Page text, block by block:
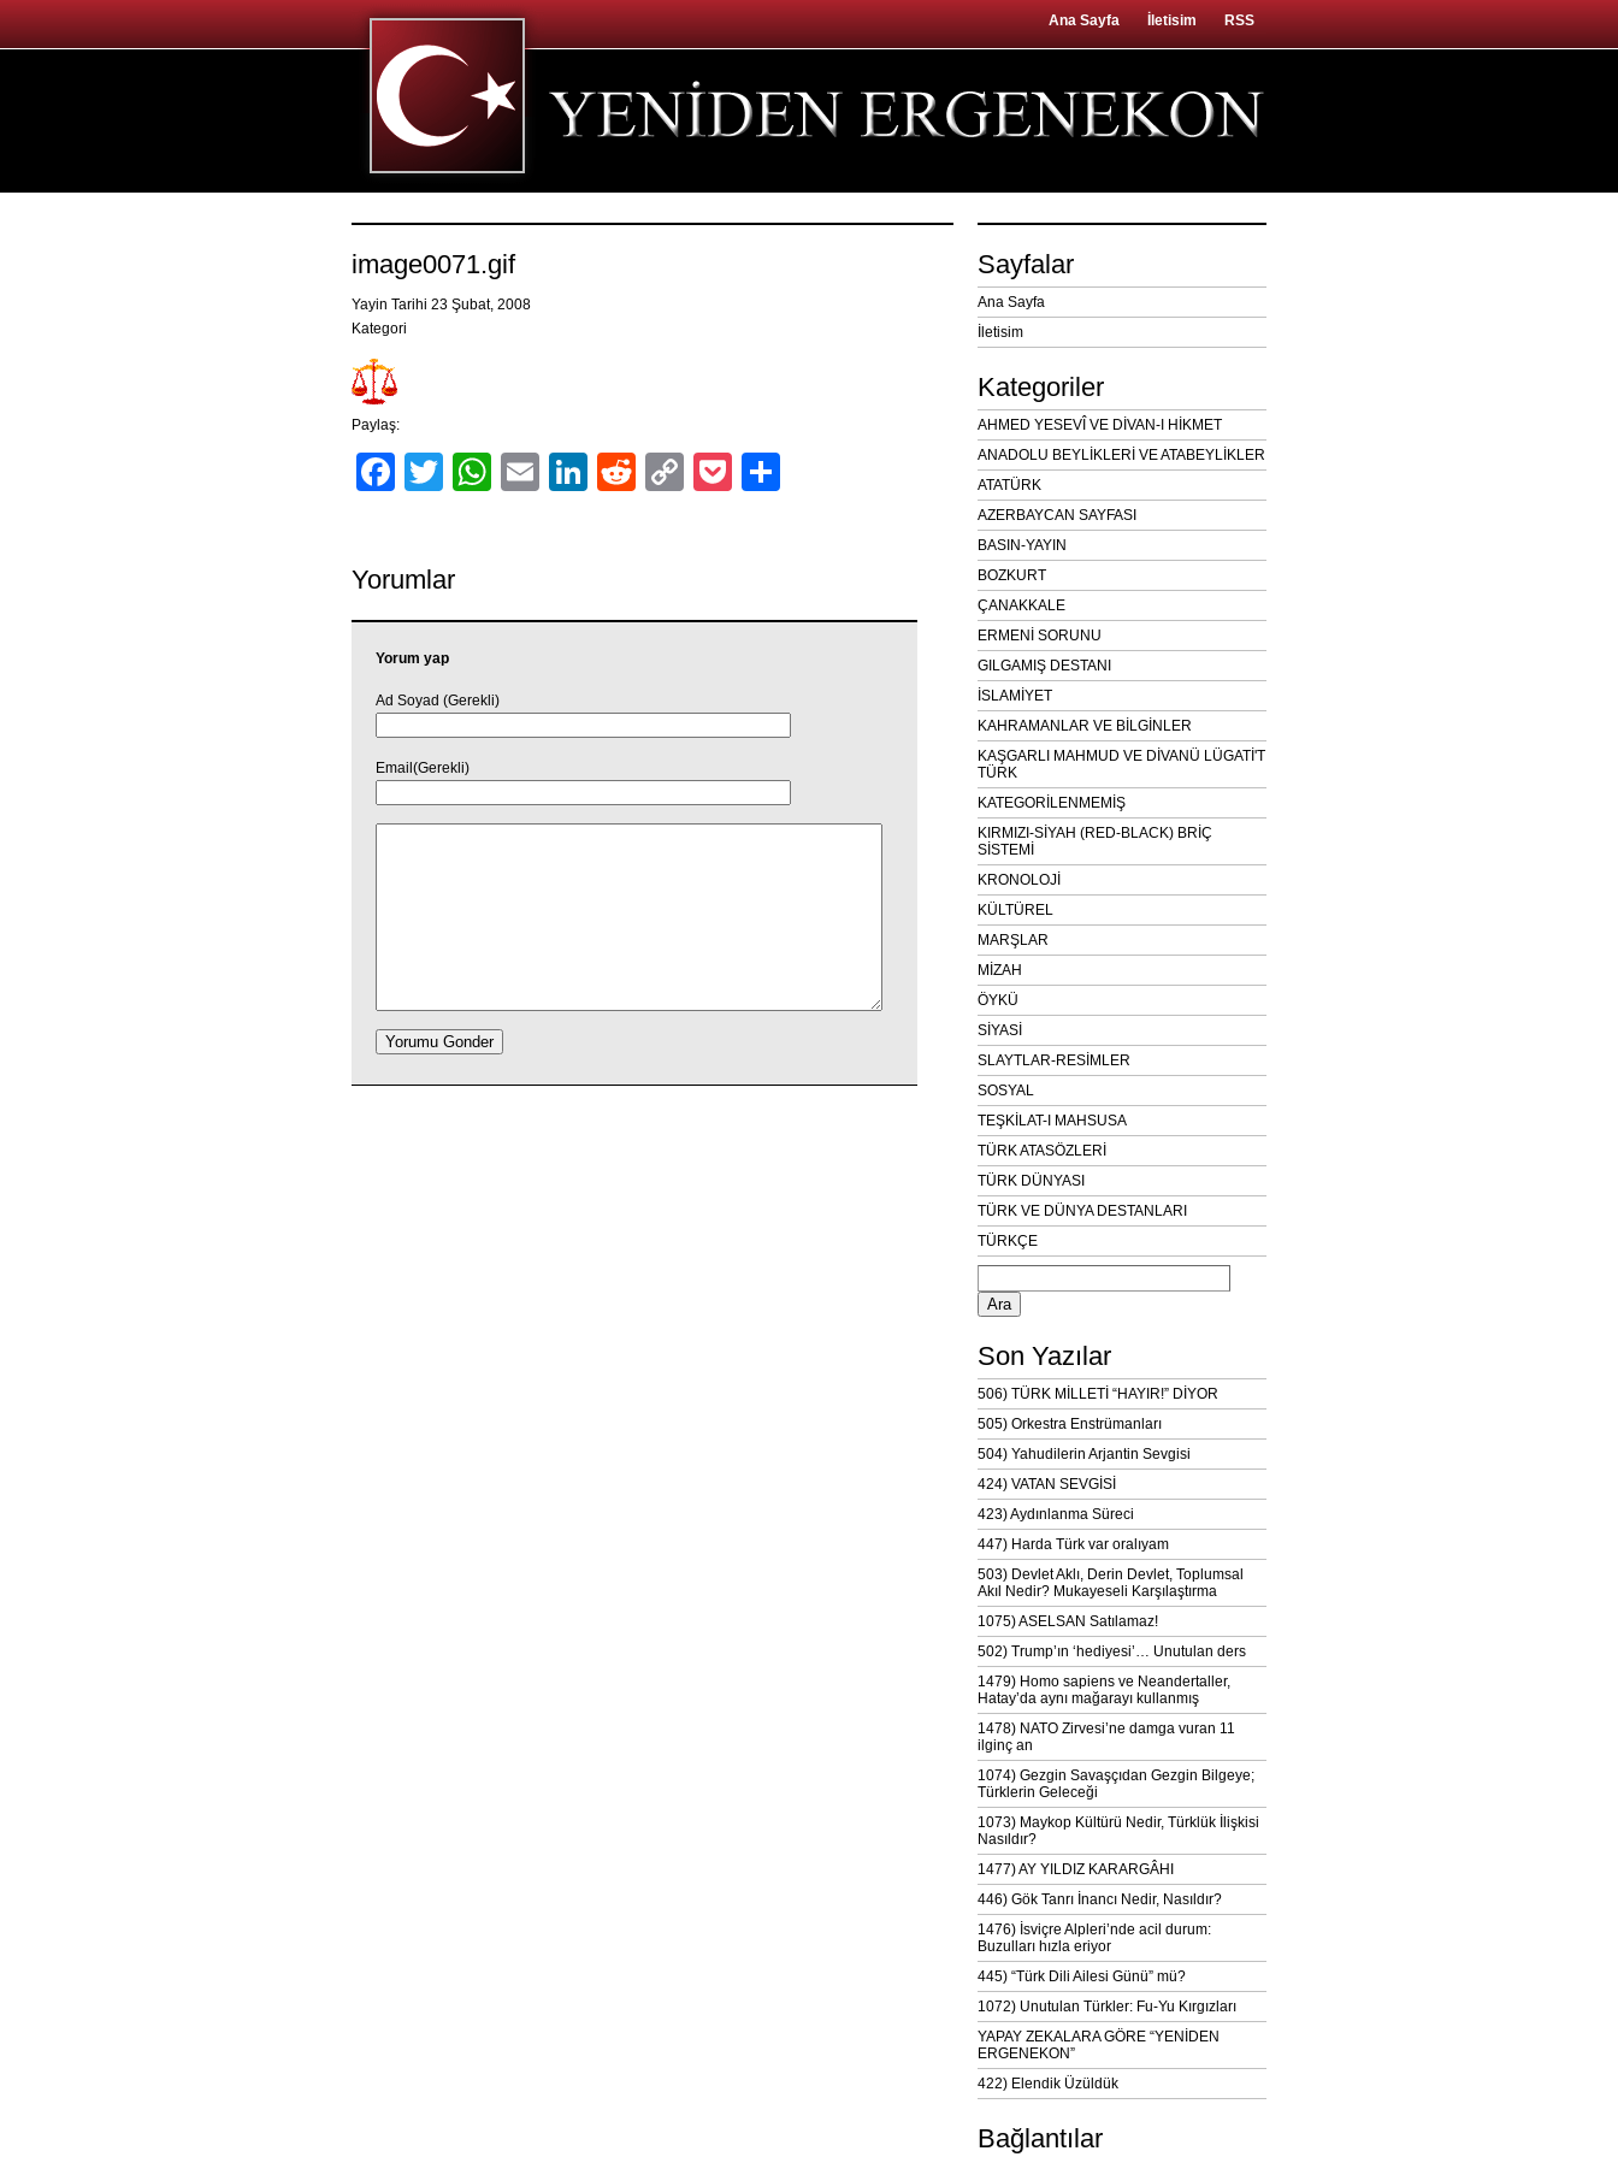
Ana Sayfa İletisim RSS
image0071.gif
Yayin Tarihi 23 Şubat, 2008
Kategori
Paylaş:
Facebook
TwitterWhatsApp
EmailLinkedIn
RedditCopyPocket
Yorumlar
Yorum yap
Ad Soyad (Gerekli)
Email(Gerekli)
Sayfalar
Ana Sayfa
İletisim
Kategoriler
AHMED YESEVÎ VE DİVAN-I HİKMET
ANADOLU BEYLİKLERİ VE ATABEYLİKLER
ATATÜRK
AZERBAYCAN SAYFASI
BASIN-YAYIN
BOZKURT
ÇANAKKALE
ERMENİ SORUNU
GILGAMIŞ DESTANI
İSLAMİYET
KAHRAMANLAR VE BİLGİNLER
KAŞGARLI MAHMUD VE DİVANÜ LÜGATİ'T
TÜRK
KATEGORİLENMEMİŞ
KIRMIZI-SİYAH (RED-BLACK) BRİÇ
SİSTEMİ
KRONOLOJİ
KÜLTÜREL
MARŞLAR
MİZAH
ÖYKÜ
SİYASİ
SLAYTLAR-RESİMLER
SOSYAL
TEŞKİLAT-I MAHSUSA
TÜRK ATASÖZLERİ
TÜRK DÜNYASI
TÜRK VE DÜNYA DESTANLARI
TÜRKÇE
Arama:
Son Yazılar
506) TÜRK MİLLETİ “HAYIR!” DİYOR
505) Orkestra Enstrümanları
504) Yahudilerin Arjantin Sevgisi
424) VATAN SEVGİSİ
423) Aydınlanma Süreci
447) Harda Türk var oralıyam
503) Devlet Aklı, Derin Devlet, Toplumsal
Akıl Nedir? Mukayeseli Karşılaştırma
1075) ASELSAN Satılamaz!
502) Trump’ın ‘hediyesi’… Unutulan ders
1479) Homo sapiens ve Neandertaller,
Hatay’da aynı mağarayı kullanmış
1478) NATO Zirvesi’ne damga vuran 11
ilginç an
1074) Gezgin Savaşçıdan Gezgin Bilgeye;
Türklerin Geleceği
1073) Maykop Kültürü Nedir, Türklük İlişkisi
Nasıldır?
1477) AY YILDIZ KARARGÂHI
446) Gök Tanrı İnancı Nedir, Nasıldır?
1476) İsviçre Alpleri’nde acil durum:
Buzulları hızla eriyor
445) “Türk Dili Ailesi Günü” mü?
1072) Unutulan Türkler: Fu-Yu Kırgızları
YAPAY ZEKALARA GÖRE “YENİDEN
ERGENEKON”
422) Elendik Üzüldük
Bağlantılar